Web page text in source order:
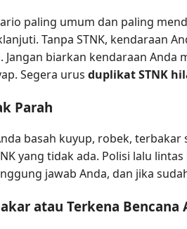
paling umum dan paling
Tanpa STNK, kendaraan
Jangan biarkan kendaraan
Segera urus duplikat STNK
Parah
basah kuyup, robek,
yang tidak ada. Polisi lalu
jawab Anda, dan jika
atau Terkena Bencana